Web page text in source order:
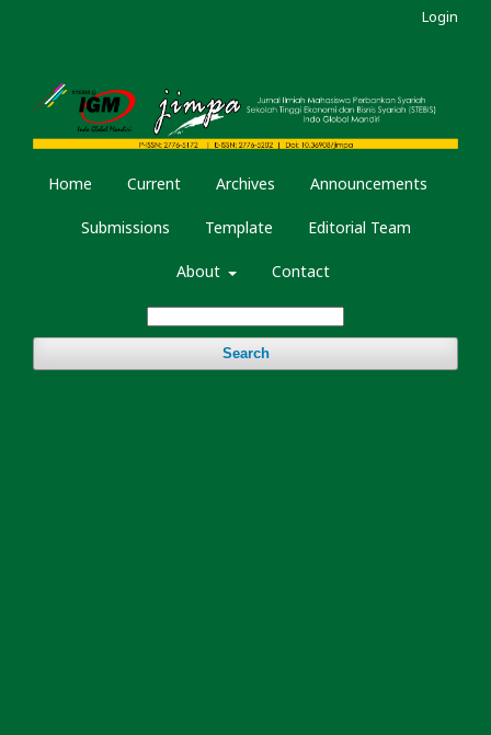
Home Current Archives Announcements
Submissions Template Editorial Team
About Contact
Search
Login